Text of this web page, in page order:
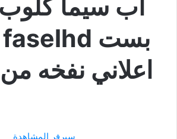
اب سيما
اعلاني نفخه
سيرفر المشاهدة